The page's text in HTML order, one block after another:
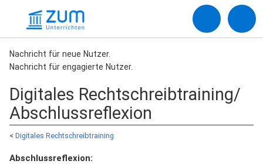
Nachricht für neue Nutzer.
Nachricht für engagierte Nutzer.
Digitales Rechtschreibtraining/
Abschlussreflexion
< Digitales Rechtschreibtraining
Abschlussreflexion: